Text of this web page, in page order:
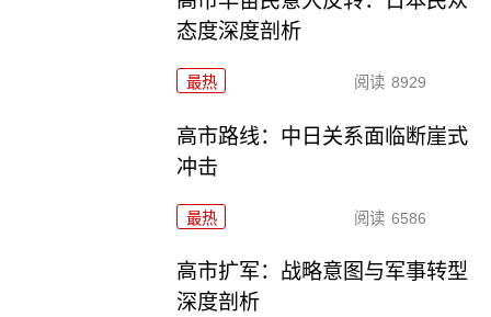
态度深度剖析
最热 阅读 8929
高市路线：中日关系面临断崖式
冲击
最热 阅读 6586
高市扩军：战略意图与军事转型
深度剖析